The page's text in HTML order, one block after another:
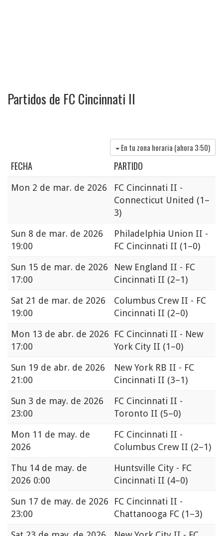
Partidos de FC Cincinnati II
En tu zona horaria (ahora 3:50)
FECHA PARTIDO
Mon 2 de mar. de 2026
FC Cincinnati II -
Connecticut United (1–
3)
Sun 8 de mar. de 2026
19:00
Philadelphia Union II -
FC Cincinnati II (1–0)
Sun 15 de mar. de 2026
17:00
New England II - FC
Cincinnati II (2–1)
Sat 21 de mar. de 2026
19:00
Columbus Crew II - FC
Cincinnati II (2–0)
Mon 13 de abr. de 2026
17:00
FC Cincinnati II - New
York City II (1–0)
Sun 19 de abr. de 2026
21:00
New York RB II - FC
Cincinnati II (3–1)
Sun 3 de may. de 2026
23:00
FC Cincinnati II -
Toronto II (5–0)
Mon 11 de may. de
2026
FC Cincinnati II -
Columbus Crew II (2–1)
Thu 14 de may. de
2026 0:00
Huntsville City - FC
Cincinnati II (4–0)
Sun 17 de may. de 2026
23:00
FC Cincinnati II -
Chattanooga FC (1–3)